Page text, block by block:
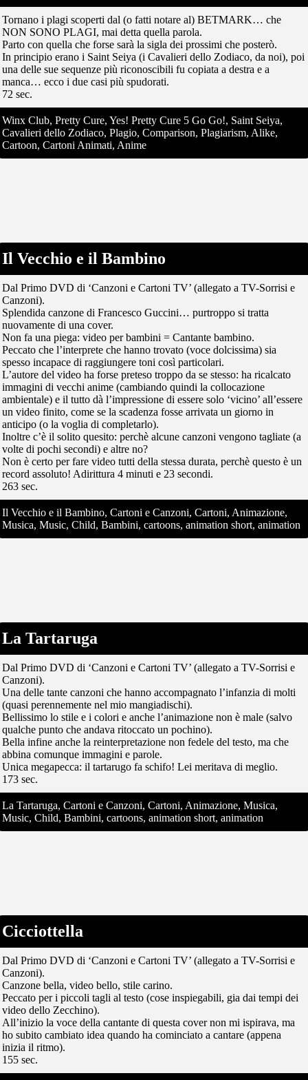
Tornano i plagi scoperti dal (o fatti notare al) BETMARK… che
NON SONO PLAGI, mai detta quella parola.
Parto con quella che forse sarà la sigla dei prossimi che posterò.
In principio erano i Saint Seiya (i Cavalieri dello Zodiaco, da noi), poi
una delle sue sequenze più riconoscibili fu copiata a destra e a
manca… ecco i due casi più spudorati.
72 sec.
Winx Club, Pretty Cure, Yes! Pretty Cure 5 Go Go!, Saint Seiya,
Cavalieri dello Zodiaco, Plagio, Comparison, Plagiarism, Alike,
Cartoon, Cartoni Animati, Anime
Il Vecchio e il Bambino
Dal Primo DVD di ‘Canzoni e Cartoni TV’ (allegato a TV-Sorrisi e
Canzoni).
Splendida canzone di Francesco Guccini… purtroppo si tratta
nuovamente di una cover.
Non fa una piega: video per bambini = Cantante bambino.
Peccato che l’interprete che hanno trovato (voce dolcissima) sia
spesso incapace di raggiungere toni così particolari.
L’autore del video ha forse preteso troppo da se stesso: ha ricalcato
immagini di vecchi anime (cambiando quindi la collocazione
ambientale) e il tutto dà l’impressione di essere solo ‘vicino’ all’essere
un video finito, come se la scadenza fosse arrivata un giorno in
anticipo (o la voglia di completarlo).
Inoltre c’è il solito quesito: perchè alcune canzoni vengono tagliate (a
volte di pochi secondi) e altre no?
Non è certo per fare video tutti della stessa durata, perchè questo è un
record assoluto! Adirittura 4 minuti e 23 secondi.
263 sec.
Il Vecchio e il Bambino, Cartoni e Canzoni, Cartoni, Animazione,
Musica, Music, Child, Bambini, cartoons, animation short, animation
La Tartaruga
Dal Primo DVD di ‘Canzoni e Cartoni TV’ (allegato a TV-Sorrisi e
Canzoni).
Una delle tante canzoni che hanno accompagnato l’infanzia di molti
(quasi perennemente nel mio mangiadischi).
Bellissimo lo stile e i colori e anche l’animazione non è male (salvo
qualche punto che andava ritoccato un pochino).
Bella infine anche la reinterpretazione non fedele del testo, ma che
abbina comunque immagini e parole.
Unica megapecca: il tartarugo fa schifo! Lei meritava di meglio.
173 sec.
La Tartaruga, Cartoni e Canzoni, Cartoni, Animazione, Musica,
Music, Child, Bambini, cartoons, animation short, animation
Cicciottella
Dal Primo DVD di ‘Canzoni e Cartoni TV’ (allegato a TV-Sorrisi e
Canzoni).
Canzone bella, video bello, stile carino.
Peccato per i piccoli tagli al testo (cose inspiegabili, gia dai tempi dei
video dello Zecchino).
All’inizio la voce della cantante di questa cover non mi ispirava, ma
ho subito cambiato idea quando ha cominciato a cantare (appena
inizia il ritmo).
155 sec.